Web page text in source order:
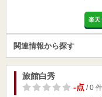
楽天
関連情報から探す
旅館白秀
-点/ 0 件